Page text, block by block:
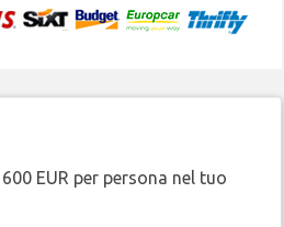
EUR per persona nel tuo